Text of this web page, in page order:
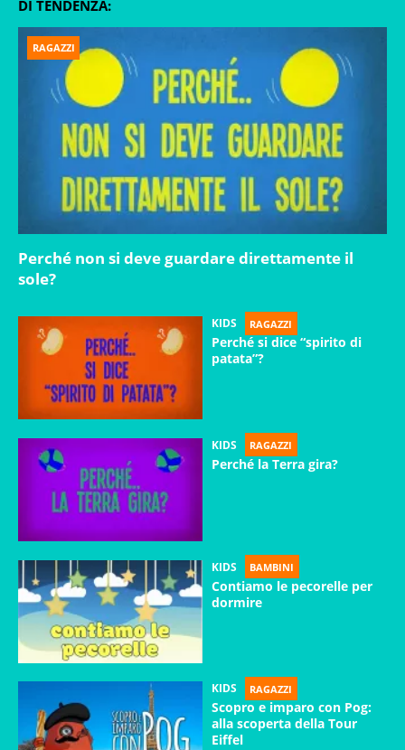
DI TENDENZA:
RAGAZZI
Perché non si deve guardare direttamente il
sole?
KIDS RAGAZZI
Perché si dice “spirito di
patata”?
KIDS RAGAZZI
Perché la Terra gira?
KIDS BAMBINI
Contiamo le pecorelle per
dormire
KIDS RAGAZZI
Scopro e imparo con Pog:
alla scoperta della Tour
Eiffel